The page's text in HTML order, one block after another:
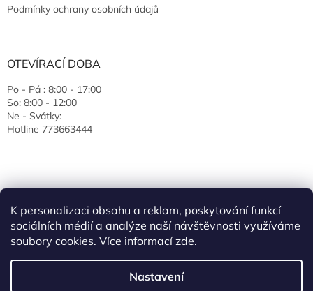
K personalizaci obsahu a reklam, poskytování funkcí
sociálních médií a analýze naší návštěvnosti využíváme
soubory cookies. Více informacízde.
Nastavení
Podmínky ochrany osobních údajů
OTEVÍRACÍ DOBA
Po - Pá : 8:00 - 17:00
So: 8:00 - 12:00
Ne - Svátky:
Hotline 773663444